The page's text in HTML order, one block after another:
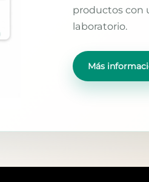
productos con
laboratorio.
Más